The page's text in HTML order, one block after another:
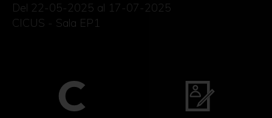
Del 22-05-2025 al 17-07-2025
CICUS - Sala EP1